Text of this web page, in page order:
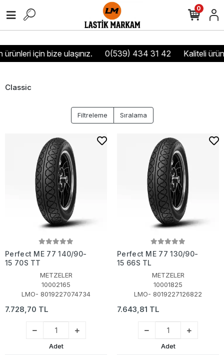
için bize ulaşınız. 0(539) 434 31 42 Kaliteli
0
Classic
Filtreleme Sıralama
Perfect ME 77 140/90-
15 70S TT
METZELER
10002165
LMO- 8019227074734
7.728,70 TL
Adet
Perfect ME 77 130/90-
15 66S TL
METZELER
10001825
LMO- 8019227126822
7.643,81 TL
Adet